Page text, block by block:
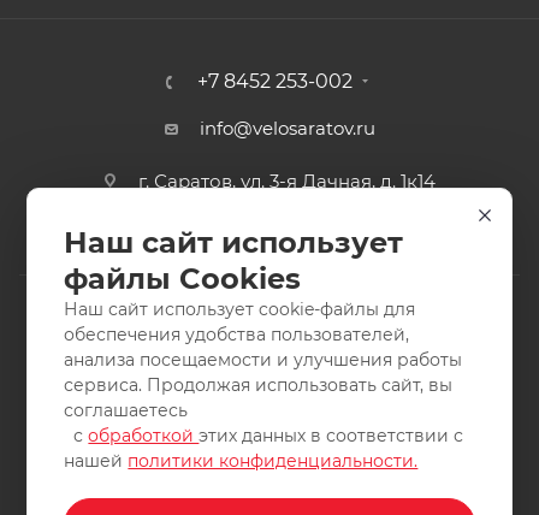
+7 8452 253-002
info@velosaratov.ru
г. Саратов, ул. 3-я Дачная, д. 1к14
2011-2026 © интернет-магазин спортивных товаров
ВелоСаратов. Не является публичной офертой. Все права
защищены. Заимствование материалов и фотографий
запрещено.
Наш сайт использует
файлы Cookies
Наш сайт использует cookie-файлы для
обеспечения удобства пользователей,
анализа посещаемости и улучшения работы
сервиса. Продолжая использовать сайт, вы
соглашаетесь
собработкойэтих данных в соответствии с
нашей политики конфиденциальности.